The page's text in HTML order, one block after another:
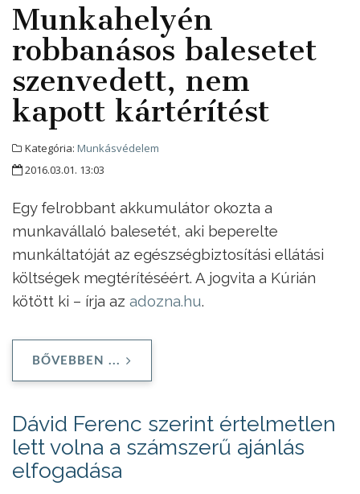
Munkahelyén
robbanásos balesetet
szenvedett, nem
kapott kártérítést
Kategória: Munkásvédelem
2016.03.01. 13:03
Egy felrobbant akkumulátor okozta a
munkavállaló balesetét, aki beperelte
munkáltatóját az egészségbiztosítási ellátási
költségek megtérítéséért. A jogvita a Kúrián
kötött ki – írja az adozna.hu.
BŐVEBBEN ...
Dávid Ferenc szerint értelmetlen
lett volna a számszerű ajánlás
elfogadása